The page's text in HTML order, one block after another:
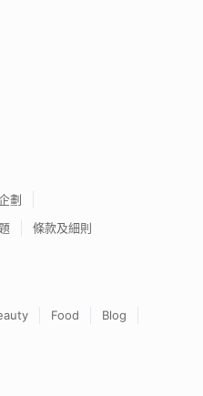
劃
條款及細則
Food
Blog